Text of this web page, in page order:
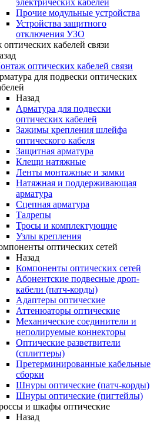
электрических кабелей
Прочие модульные устройства
Устройства защитного
отключения УЗО
кабелей связи
оптических кабелей связи
для подвески оптических
Назад
Арматура для подвески
оптических кабелей
Зажимы крепления шлейфа
оптического кабеля
Защитная арматура
Клещи натяжные
Ленты монтажные и замки
Натяжная и поддерживающая
арматура
Сцепная арматура
Талрепы
Тросы и комплектующие
Узлы крепления
оптических сетей
Назад
Компоненты оптических сетей
Абонентские подвесные дроп-
кабели (патч-корды)
Адаптеры оптические
Аттенюаторы оптические
Механические соединители и
неполируемые коннекторы
Оптические разветвители
(сплиттеры)
Претерминированные кабельные
сборки
Шнуры оптические (патч-корды)
Шнуры оптические (пигтейлы)
и шкафы оптические
Назад